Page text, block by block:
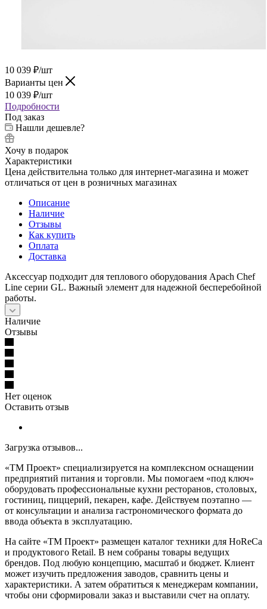
10 039 ₽/шт
Варианты цен
10 039 ₽/шт
Подробности
Под заказ
Нашли дешевле?
Хочу в подарок
Характеристики
Цена действительна только для интернет-магазина и может
отличаться от цен в розничных магазинах
Описание
Наличие
Отзывы
Как купить
Оплата
Доставка
Аксессуар подходит для теплового оборудования Apach Chef
Line cерии GL. Важный элемент для надежной бесперебойной
работы.
Наличие
Отзывы
Нет оценок
Оставить отзыв
Загрузка отзывов...
«ТМ Проект» специализируется на комплексном оснащении
предприятий питания и торговли. Мы помогаем «под ключ»
оборудовать профессиональные кухни ресторанов, столовых,
гостиниц, пиццерий, пекарен, кафе. Действуем поэтапно —
от консультации и анализа гастрономического формата до
ввода объекта в эксплуатацию.
На сайте «ТМ Проект» размещен каталог техники для HoReCa
и продуктового Retail. В нем собраны товары ведущих
брендов. Под любую концепцию, масштаб и бюджет. Клиент
может изучить предложения заводов, сравнить цены и
характеристики. А затем обратиться к менеджерам компании,
чтобы они сформировали заказ и выставили счет на оплату.